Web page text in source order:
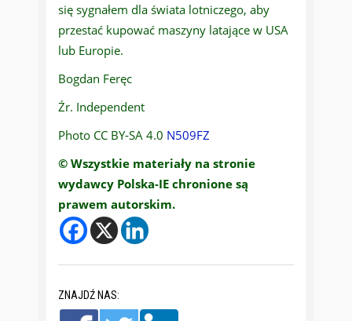
się sygnałem dla świata lotniczego, aby
przestać kupować maszyny latające w USA
lub Europie.
Bogdan Feręc
Źr. Independent
Photo CC BY-SA 4.0 N509FZ
© Wszystkie materiały na stronie
wydawcy Polska-IE chronione są
prawem autorskim.
ZNAJDŹ NAS: